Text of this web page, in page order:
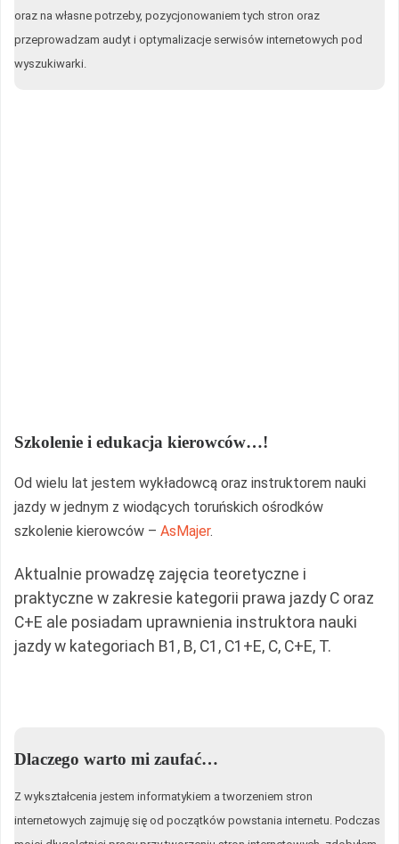
oraz na własne potrzeby, pozycjonowaniem tych stron oraz
przeprowadzam audyt i optymalizacje serwisów internetowych pod
wyszukiwarki.
Szkolenie i edukacja kierowców…!
Od wielu lat jestem wykładowcą oraz instruktorem nauki
jazdy w jednym z wiodących toruńskich ośrodków
szkolenie kierowców – AsMajer.
Aktualnie prowadzę zajęcia teoretyczne i
praktyczne w zakresie kategorii prawa jazdy C oraz
C+E ale posiadam uprawnienia instruktora nauki
jazdy w kategoriach B1, B, C1, C1+E, C, C+E, T.
Dlaczego warto mi zaufać…
Z wykształcenia jestem informatykiem a tworzeniem stron
internetowych zajmuję się od początków powstania internetu. Podczas